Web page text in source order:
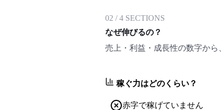
02 /4 SECTIONS
なぜ伸びるの？
売上・利益・成長性の数字から
稼ぐ力はどのくらい？
赤字で稼げていません